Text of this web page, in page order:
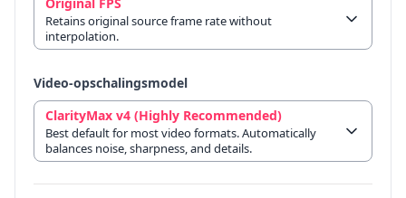
Retains original source frame rate without
interpolation.
Video-opschalingsmodel
ClarityMax v4 (Highly Recommended)
Best default for most video formats. Automatically
balances noise, sharpness, and details.